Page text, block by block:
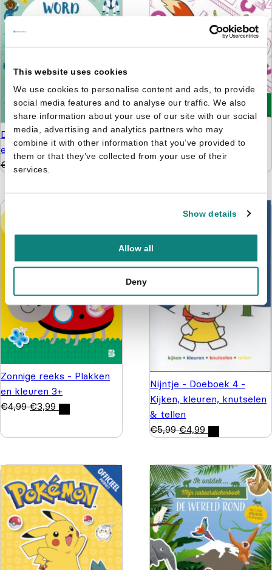
This website uses cookies
We use cookies to personalise content and ads, to provide
social media features and to analyse our traffic. We also
share information about your use of our site with our social
media, advertising and analytics partners who may
combine it with other information that you’ve provided to
them or that they’ve collected from your use of their
services.
Show details
Allow all
Deny
De tafelfabriek - Word
een wiskid
€
€
De leukste hersenkrakers
8+
€ 5,99 €4,99
Zonnige reeks - Plakken
en kleuren 3+
€4,99 €3,99
Nijntje - Doeboek 4 -
Kijken, kleuren, knutselen
& tellen
€5,99 €4,99